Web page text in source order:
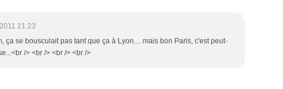
21:23
ça se bousculait pas tant que ça à Lyon.... mais bon Paris, c'est peut-
/> <br /> <br /> <br />